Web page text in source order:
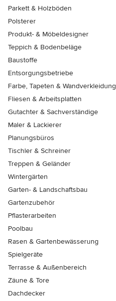
Parkett & Holzböden
Polsterer
Produkt- & Möbeldesigner
Teppich & Bodenbeläge
Baustoffe
Entsorgungsbetriebe
Farbe, Tapeten & Wandverkleidung
Fliesen & Arbeitsplatten
Gutachter & Sachverständige
Maler & Lackierer
Planungsbüros
Tischler & Schreiner
Treppen & Geländer
Wintergärten
Garten- & Landschaftsbau
Gartenzubehör
Pflasterarbeiten
Poolbau
Rasen & Gartenbewässerung
Spielgeräte
Terrasse & Außenbereich
Zäune & Tore
Dachdecker